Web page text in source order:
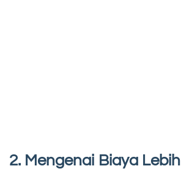
2. Mengenai Biaya Lebih